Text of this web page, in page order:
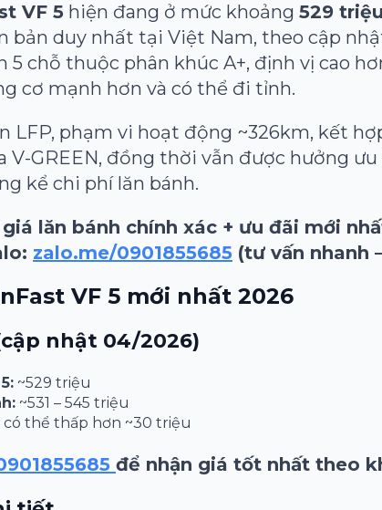
VF 5 hiện đang ở mức khoảng 529
bản duy nhất tại Việt Nam, theo cập
5 chỗ thuộc phân khúc A+, định vị cao
cơ mạnh hơn và có thể đi tỉnh.
LFP, phạm vi hoạt động ~326km, kết
V-GREEN, đồng thời vẫn được hưởng ưu
kể chi phí lăn bánh.
lăn bánh chính xác + ưu đãi mới
zalo.me/0901855685 (tư vấn nhanh
VF 5 mới nhất 2026
nhật 04/2026)
~529 triệu
~531 – 545 triệu
có thể thấp hơn ~30 triệu
để nhận giá tốt nhất theo